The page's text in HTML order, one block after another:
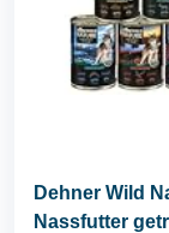
Dehner Wild
Nassfutter